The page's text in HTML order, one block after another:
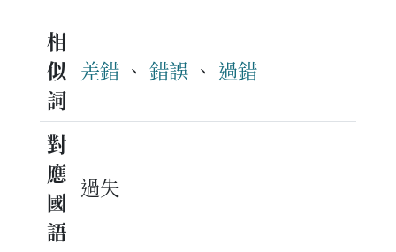
相
似
詞
差錯 、 錯誤 、 過錯
對
應
國
語
過失